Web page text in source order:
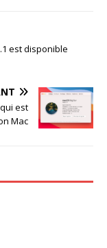
est disponible
est
Mac